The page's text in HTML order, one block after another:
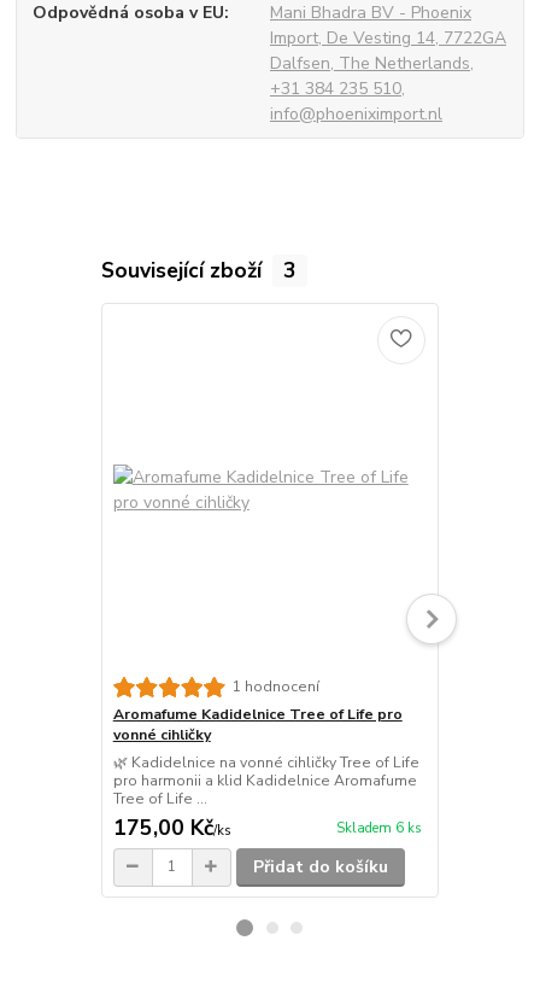
Odpovědná osoba v EU
Mani Bhadra BV - Phoenix
Import, De Vesting 14, 7722GA
Dalfsen, The Netherlands,
+31 384 235 510,
info@phoeniximport.nl
Související zboží 3
1 hodnocení
Aromafume Kadidelnice Tree of Life pro
vonné cihličky
🌿 Kadidelnice na vonné cihličky Tree of Life
pro harmonii a klid Kadidelnice Aromafume
Tree of Life ...
175,00 Kč/ks Skladem 6 ks
Přidat do košíku